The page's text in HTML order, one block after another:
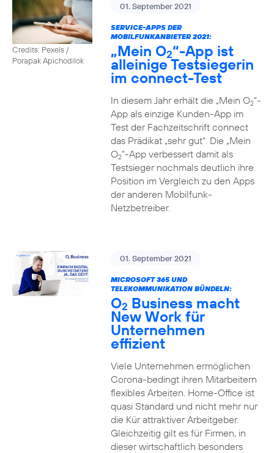
Credits: Pexels /
Porapak Apichodilok
01. September 2021
SERVICE-APPS DER
MOBILFUNKANBIETER 2021:
„Mein O2“-App ist
alleinige Testsiegerin
im connect-Test
In diesem Jahr erhält die „Mein O2“-
App als einzige Kunden-App im
Test der Fachzeitschrift connect
das Prädikat „sehr gut“. Die „Mein
O2“-App verbessert damit als
Testsieger nochmals deutlich ihre
Position im Vergleich zu den Apps
der anderen Mobilfunk-
Netzbetreiber.
01. September 2021
MICROSOFT 365 UND
TELEKOMMUNIKATION BÜNDELN:
O2 Business macht
New Work für
Unternehmen
effizient
Viele Unternehmen ermöglichen
Corona-bedingt ihren Mitarbeitern
flexibles Arbeiten. Home-Office ist
quasi Standard und nicht mehr nur
die Kür attraktiver Arbeitgeber.
Gleichzeitig gilt es für Firmen, in
dieser wirtschaftlich besonders